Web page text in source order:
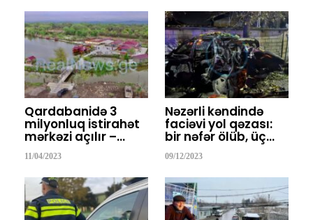
Qardabanidə 3
milyonluq istirahət
mərkəzi açılır –…
11/04/2023
Nəzərli kəndində
faciəvi yol qəzası:
bir nəfər ölüb, üç…
09/12/2023